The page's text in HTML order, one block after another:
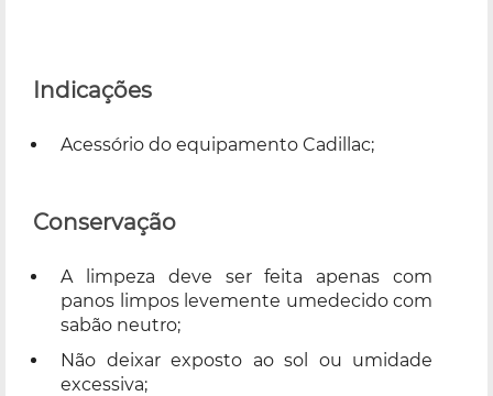
Indicações
Acessório do equipamento Cadillac;
Conservação
A limpeza deve ser feita apenas com
panos limpos levemente umedecido com
sabão neutro;
Não deixar exposto ao sol ou umidade
excessiva;